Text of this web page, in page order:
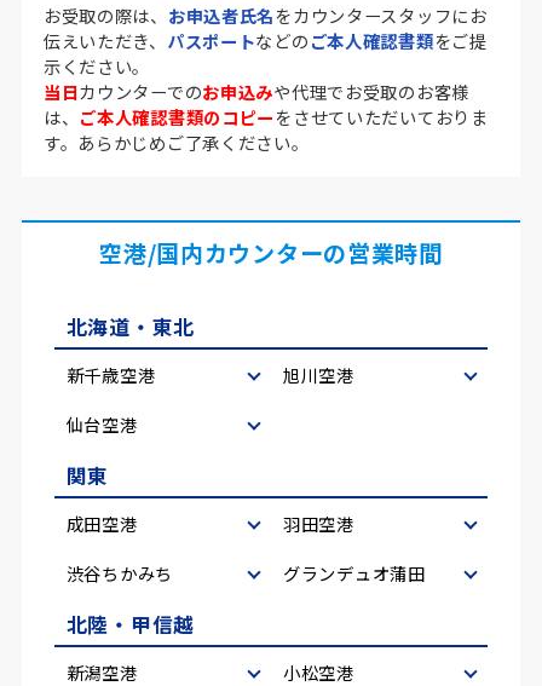
お受取の際は、 お申込者氏名をカウンタースタッフにお
伝えいただき、 パスポートなどのご本人確認書類をご提
示ください。
当日カウンターでのお申込みや代理でお受取のお客様
は、 ご本人確認書類のコピーをさせていただいておりま
す。あらかじめご了承ください。
空港/国内カウンターの営業時間
北海道・東北
新千歳空港
旭川空港
仙台空港
関東
成田空港
羽田空港
渋谷ちかみち
グランデュオ蒲田
北陸・甲信越
新潟空港 小松空港